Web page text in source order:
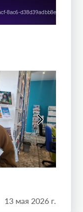
13 мая 2026 г.